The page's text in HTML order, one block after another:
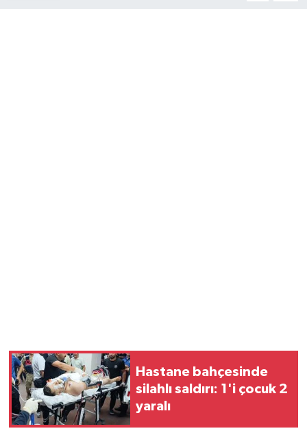
Hastane bahçesinde
silahlı saldırı: 1'i çocuk 2
yaralı